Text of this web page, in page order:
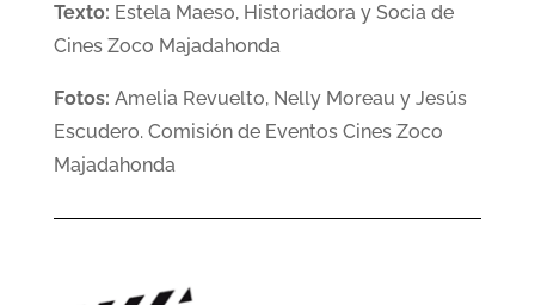
Texto: Estela Maeso, Historiadora y Socia de
Cines Zoco Majadahonda
Fotos: Amelia Revuelto, Nelly Moreau y Jesús
Escudero. Comisión de Eventos Cines Zoco
Majadahonda